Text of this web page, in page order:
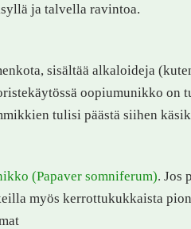
ja talvella ravintoa.
sisältää alkaloideja
oopiumunikko on
tulisi päästä siihen
(Papaver somniferum). Jos
myös kerrottukukkaista